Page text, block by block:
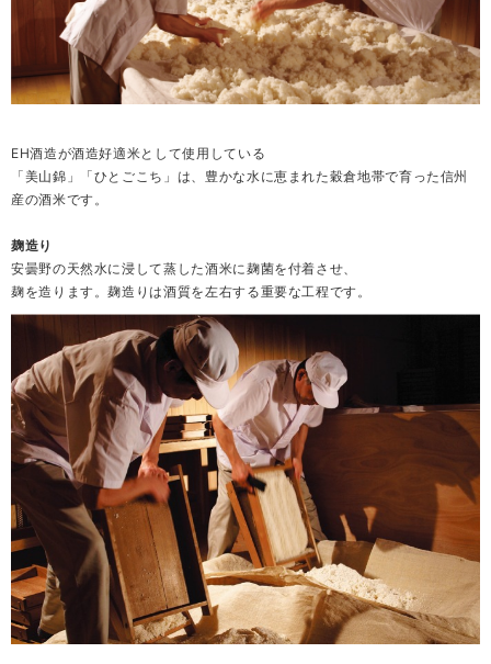
EH酒造が酒造好適米として使用している
「美山錦」「ひとごこち」は、豊かな水に恵まれた穀倉地帯で育った信州
産の酒米です。
麹造り
安曇野の天然水に浸して蒸した酒米に麹菌を付着させ、
麹を造ります。麹造りは酒質を左右する重要な工程です。